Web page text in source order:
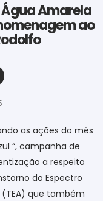
Amarela
ao
as ações do mês
“, campanha de
a respeito
do Espectro
que também